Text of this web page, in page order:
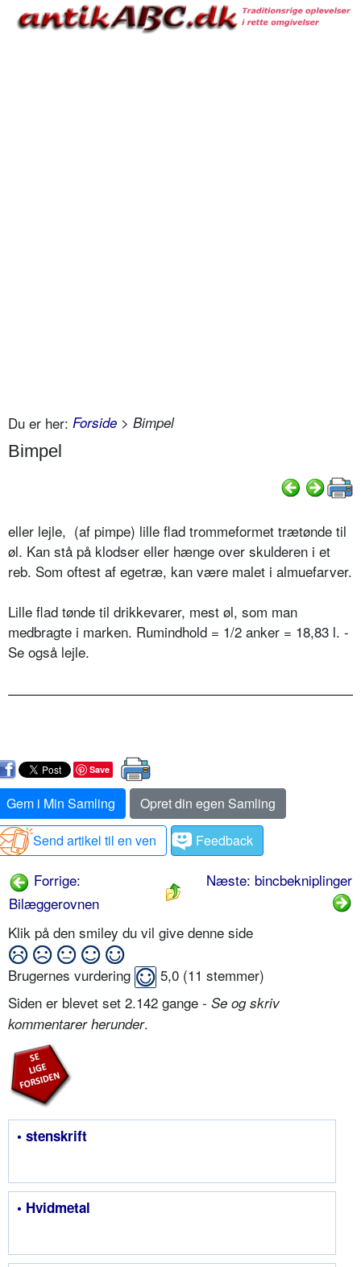
Du er her: Forside > Bimpel
Bimpel
eller lejle, (af pimpe) lille flad trommeformet trætønde til
øl. Kan stå på klodser eller hænge over skulderen i et
reb. Som oftest af egetræ, kan være malet i almuefarver.
Lille flad tønde til drikkevarer, mest øl, som man
medbragte i marken. Rumindhold = 1/2 anker = 18,83 l. -
Se også lejle.
Save
Gem i Min Samling
Opret din egen Samling
Send artikel til en ven
Feedback
Forrige:
Bilæggerovnen
Næste: bincbekniplinger
Klik på den smiley du vil give denne side
Brugernes vurdering 5,0 (11 stemmer)
Siden er blevet set 2.142 gange - Se og skriv
kommentarer herunder.
• stenskrift
• Hvidmetal